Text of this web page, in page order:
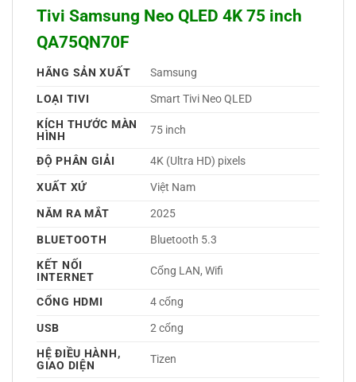
Tivi Samsung Neo QLED 4K 75 inch
QA75QN70F
HÃNG SẢN XUẤT
Samsung
LOẠI TIVI
Smart Tivi Neo QLED
KÍCH THƯỚC MÀN
HÌNH
75 inch
ĐỘ PHÂN GIẢI
4K (Ultra HD) pixels
XUẤT XỨ
Việt Nam
NĂM RA MẮT
2025
BLUETOOTH
Bluetooth 5.3
KẾT NỐI
INTERNET
Cổng LAN, Wifi
CỔNG HDMI
4 cổng
USB
2 cổng
HỆ ĐIỀU HÀNH,
GIAO DIỆN
Tizen